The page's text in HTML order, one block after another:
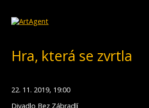
Hra, která se zvrtla
22. 11. 2019, 19:00
Divadlo Bez Zábradlí